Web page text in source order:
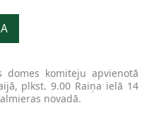
domes komiteju apvienotā
plkst. 9.00 Raiņa ielā 14
novadā.